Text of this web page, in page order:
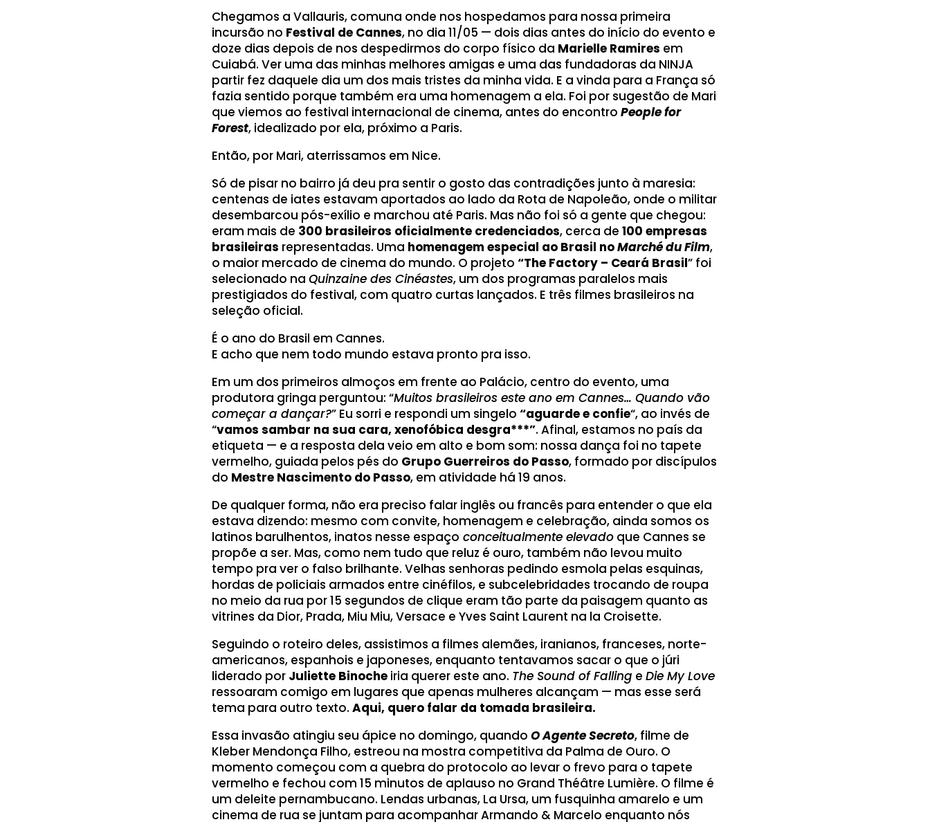
Chegamos a Vallauris, comuna onde nos hospedamos para nossa primeira
incursão no Festival de Cannes, no dia 11/05 — dois dias antes do início do evento e
doze dias depois de nos despedirmos do corpo físico da Marielle Ramires em
Cuiabá. Ver uma das minhas melhores amigas e uma das fundadoras da NINJA
partir fez daquele dia um dos mais tristes da minha vida. E a vinda para a França só
fazia sentido porque também era uma homenagem a ela. Foi por sugestão de Mari
que viemos ao festival internacional de cinema, antes do encontroPeople for
Forest, idealizado por ela, próximo a Paris.
Então, por Mari, aterrissamos em Nice.
Só de pisar no bairro já deu pra sentir o gosto das contradições junto à maresia:
centenas de iates estavam aportados ao lado da Rota de Napoleão, onde o militar
desembarcou pós-exílio e marchou até Paris. Mas não foi só a gente que chegou:
eram mais de 300 brasileiros oficialmente credenciados, cerca de100 empresas
brasileiras representadas. Uma homenagem especial ao Brasil noMarché du Film,
o maior mercado de cinema do mundo. O projeto“The Factory – Ceará Brasil” foi
selecionado naQuinzaine des Cinéastes, um dos programas paralelos mais
prestigiados do festival, com quatro curtas lançados. E três filmes brasileiros na
seleção oficial.
É o ano do Brasil em Cannes.
E acho que nem todo mundo estava pronto pra isso.
Em um dos primeiros almoços em frente ao Palácio, centro do evento, uma
produtora gringa perguntou: “Muitos brasileiros este ano em Cannes… Quando vão
começar a dançar?” Eu sorri e respondi um singelo“aguarde e confie“, ao invés de
“vamos sambar na sua cara, xenofóbica desgra***”. Afinal, estamos no país da
etiqueta — e a resposta dela veio em alto e bom som: nossa dança foi no tapete
vermelho, guiada pelos pés do Grupo Guerreiros do Passo, formado por discípulos
do Mestre Nascimento do Passo, em atividade há 19 anos.
De qualquer forma, não era preciso falar inglês ou francês para entender o que ela
estava dizendo: mesmo com convite, homenagem e celebração, ainda somos os
latinos barulhentos, inatos nesse espaço conceitualmente elevado que Cannes se
propõe a ser. Mas, como nem tudo que reluz é ouro, também não levou muito
tempo pra ver o falso brilhante. Velhas senhoras pedindo esmola pelas esquinas,
hordas de policiais armados entre cinéfilos, e subcelebridades trocando de roupa
no meio da rua por 15 segundos de clique eram tão parte da paisagem quanto as
vitrines da Dior, Prada, Miu Miu, Versace e Yves Saint Laurent na la Croisette.
Seguindo o roteiro deles, assistimos a filmes alemães, iranianos, franceses, norte-
americanos, espanhois e japoneses, enquanto tentavamos sacar o que o júri
liderado por Juliette Binoche iria querer este ano. The Sound of Falling eDie My Love
ressoaram comigo em lugares que apenas mulheres alcançam — mas esse será
tema para outro texto.Aqui, quero falar da tomada brasileira.
Essa invasão atingiu seu ápice no domingo, quandoO Agente Secreto, filme de
Kleber Mendonça Filho, estreou na mostra competitiva da Palma de Ouro. O
momento começou com a quebra do protocolo ao levar o frevo para o tapete
vermelho e fechou com 15 minutos de aplauso no Grand Théâtre Lumière. O filme é
um deleite pernambucano. Lendas urbanas, La Ursa, um fusquinha amarelo e um
cinema de rua se juntam para acompanhar Armando & Marcelo enquanto nós